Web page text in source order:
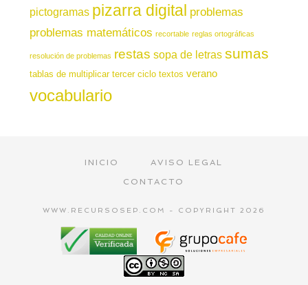
pictogramas pizarra digital problemas
problemas matemáticos recortable reglas ortográficas
resolución de problemas restas sopa de letras sumas
tablas de multiplicar tercer ciclo textos verano
vocabulario
INICIO
AVISO LEGAL
CONTACTO
WWW.RECURSOSEP.COM - COPYRIGHT 2026